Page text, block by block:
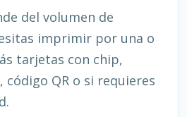
del volumen de
imprimir por una o
tarjetas con chip,
código QR o si requieres